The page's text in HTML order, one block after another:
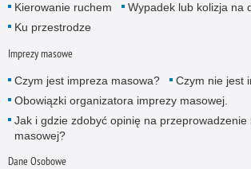
Kierowanie ruchem
Wypadek lub kolizja na
Ku przestrodze
Imprezy masowe
Czym jest impreza masowa?
Czym nie jest
Obowiązki organizatora imprezy masowej.
Jak i gdzie zdobyć opinię na przeprowadzenie
masowej?
Dane Osobowe